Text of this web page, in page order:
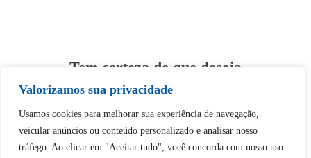
Valorizamos sua privacidade
Usamos cookies para melhorar sua experiência de navegação,
veicular anúncios ou conteúdo personalizado e analisar nosso
tráfego. Ao clicar em "Aceitar tudo", você concorda com nosso uso
Tem certeza de que deseja
desbloquear esta publicação?
Desbloquear esquerda : 0